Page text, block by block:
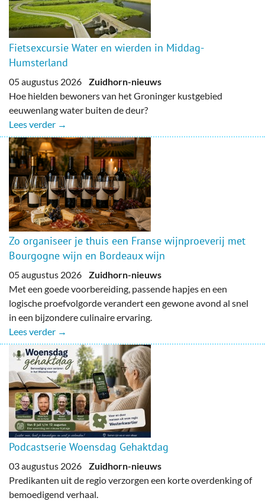
Fietsexcursie Water en wierden in Middag-
Humsterland
05 augustus 2026 Zuidhorn-nieuws
Hoe hielden bewoners van het Groninger kustgebied
eeuwenlang water buiten de deur?
Lees verder →
Zo organiseer je thuis een Franse wijnproeverij met
Bourgogne wijn en Bordeaux wijn
05 augustus 2026 Zuidhorn-nieuws
Met een goede voorbereiding, passende hapjes en een
logische proefvolgorde verandert een gewone avond al snel
in een bijzondere culinaire ervaring.
Lees verder →
Podcastserie Woensdag Gehaktdag
03 augustus 2026 Zuidhorn-nieuws
Predikanten uit de regio verzorgen een korte overdenking of
bemoedigend verhaal.